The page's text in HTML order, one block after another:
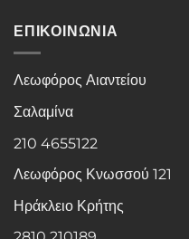
ΕΠΙΚΟΙΝΩΝΙΑ
Λεωφόρος Αιαντείου
Σαλαμίνα
210 4655122
Λεωφόρος Κνωσσού 121
Ηράκλειο Κρήτης